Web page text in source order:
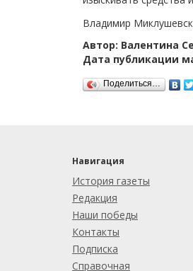
Владимир
Автор: Валентина
Дата публикации
Поделиться…
Навигация
История газеты
Редакция
Наши победы
Контакты
Подписка
Справочная